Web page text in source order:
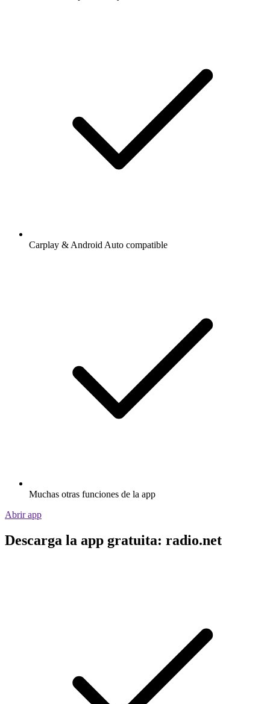
Carplay & Android Auto compatible
Muchas otras funciones de la app
Abrir app
Descarga la app gratuita: radio.net